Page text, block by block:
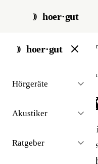
hoer·gut
hoer·gut
Hörgeräte
Akustiker
Ratgeber
start / akustiker /
// stadt · olsberg · 1
1
öffentlichen
Inhaber können